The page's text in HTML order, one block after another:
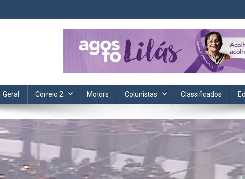
Paulista. Informação, política, saúde, economia, esportes e cotidiano.
Geral Correio 2 Motors Colunistas Classificados